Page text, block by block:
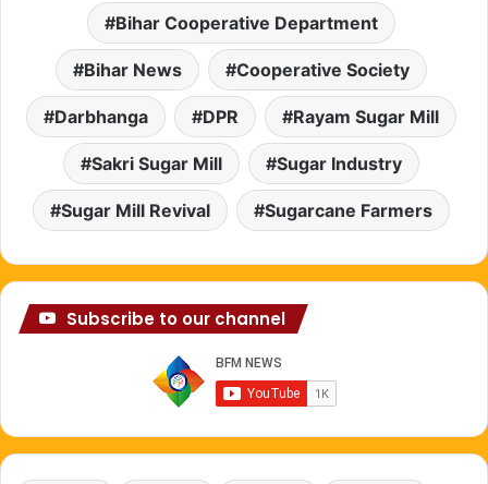
Bihar Cooperative Department
Bihar News Cooperative Society
Darbhanga DPR Rayam Sugar Mill
Sakri Sugar Mill Sugar Industry
Sugar Mill Revival Sugarcane Farmers
Subscribe to our channel